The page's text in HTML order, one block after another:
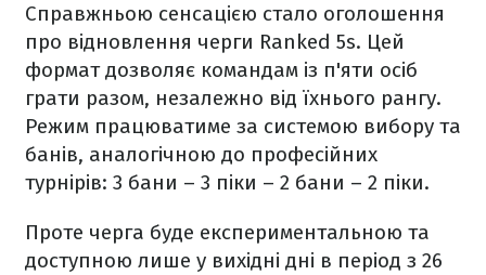
Справжньою сенсацією стало оголошення
про відновлення черги Ranked 5s. Цей
формат дозволяє командам із п'яти осіб
грати разом, незалежно від їхнього рангу.
Режим працюватиме за системою вибору та
банів, аналогічною до професійних
турнірів: 3 бани – 3 піки – 2 бани – 2 піки.
Проте черга буде експериментальною та
доступною лише у вихідні дні в період з 26